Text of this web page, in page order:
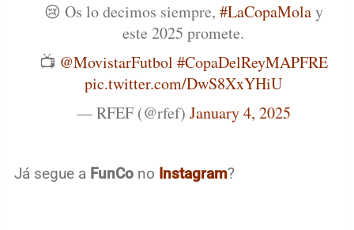
😢 Os lo decimos siempre, #LaCopaMolay
este 2025 promete.
📺 @MovistarFutbol #CopaDelReyMAPFRE
pic.twitter.com/DwS8XxYHiU
— RFEF (@rfef) January 4, 2025
Já segue a FunCono Instagram?